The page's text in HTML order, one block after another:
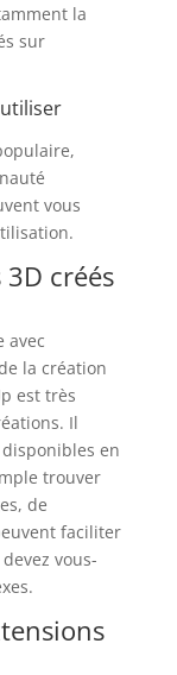
la
sur
vous
créés
avec
la création
est très
Il
en
trouver
de
faciliter
vous-